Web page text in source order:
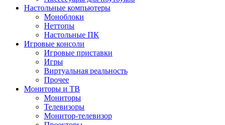
Настольные компьютеры
Моноблоки
Неттопы
Настольные ПК
Игровые консоли
Игровые приставки
Игры
Виртуальная реальность
Прочее
Мониторы и ТВ
Мониторы
Телевизоры
Монитор-телевизор